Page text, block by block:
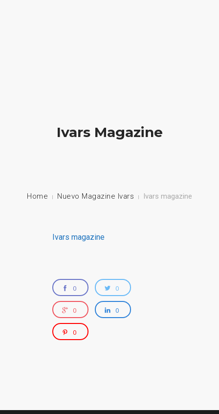
NUESTROS PRODUCTOSIvars Magazine
Home Nuevo Magazine Ivars Ivars magazine
Ivars magazine
0 0
0 0
0